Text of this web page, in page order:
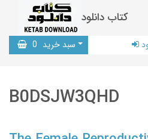
کتاب دانلود
سبد خرید 0
B0DSJW3QHD